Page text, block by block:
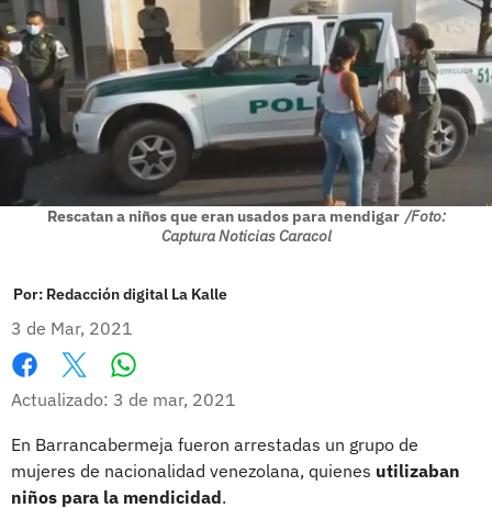
Rescatan a niños que eran usados para mendigar /Foto:
Captura Noticias Caracol
Por: Redacción digital La Kalle
3 de Mar, 2021
Facebook
X
Actualizado: 3 de mar, 2021
En Barrancabermeja fueron arrestadas un grupo de
mujeres de nacionalidad venezolana, quienes utilizaban
niños para la mendicidad.